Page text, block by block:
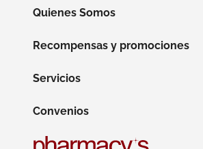
Quienes Somos
Recompensas y promociones
Servicios
Convenios